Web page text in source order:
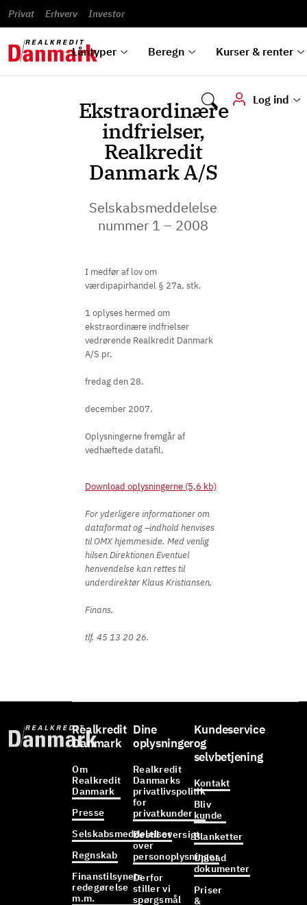
Privat Erhverv Investor
Låntyper Beregn Kurser & renter
Log ind
til bolig
Alle
låntyper
omlægning
Se alle
beregnere
Renteprognose
Bestil
kursovervågning
rentetilpasning
vilkår
Blanketter
Samarbejdspartnere
guides
hvad
vi kan
tilbyde
Ekstraordinære
indfrielser,
Realkredit
Danmark A/S
Selskabsmeddelelse
nummer 1 – 2008
I medfør af lov om
værdipapirhandel § 27a, stk.
1 oplyses hermed om
ekstraordinære indfrielser
vedrørende Realkredit Danmark
A/S pr.
fredag den 28.
december 2007.
Oplysningerne fremgår af
vedhæftede datafil.
Download oplysningerne (5,6 kb)
For yderligere informationer om
dataformat og –indhold henvises
til OMX hjemmeside. Med venlig
hilsen Direktionen Eventuel
henvendelse kan rettes til
underdirektør Klaus Kristiansen,
Finans,
tlf. 45 13 20 26.
Realkredit
Danmark
Om
Realkredit
Danmark
Presse
Selskabsmeddelelser
Regnskab
Finanstilsynets
redegørelse
m.m.
Dine
oplysninger
Realkredit
Danmarks
privatlivspolitik
for
privatkunder
Bestil oversigt
over
personoplysninger
Derfor
stiller vi
spørgsmål
Kundeservice
og
selvbetjening
Kontakt
Bliv
kunde
Blanketter
Upload
dokumenter
Priser
&